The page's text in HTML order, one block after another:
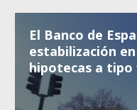
El Banco de
estabilización
hipotecas a tipo